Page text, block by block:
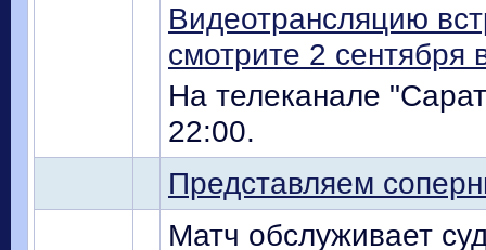
Видеотрансляцию
смотрите 2 сентября
На телеканале
22:00.
Представляем
Матч обслуживает